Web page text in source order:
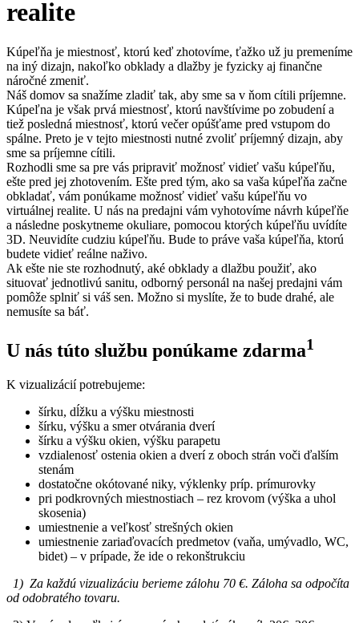
realite
Kúpeľňa je miestnosť, ktorú keď zhotovíme, ťažko už ju premeníme
na iný dizajn, nakoľko obklady a dlažby je fyzicky aj finančne
náročné zmeniť.
Náš domov sa snažíme zladiť tak, aby sme sa v ňom cítili príjemne.
Kúpeľna je však prvá miestnosť, ktorú navštívime po zobudení a
tiež posledná miestnosť, ktorú večer opúšťame pred vstupom do
spálne. Preto je v tejto miestnosti nutné zvoliť príjemný dizajn, aby
sme sa príjemne cítili.
Rozhodli sme sa pre vás pripraviť možnosť vidieť vašu kúpeľňu,
ešte pred jej zhotovením. Ešte pred tým, ako sa vaša kúpeľňa začne
obkladať, vám ponúkame možnosť vidieť vašu kúpeľňu vo
virtuálnej realite. U nás na predajni vám vyhotovíme návrh kúpeľňe
a následne poskytneme okuliare, pomocou ktorých kúpeľňu uvídíte
3D. Neuvidíte cudziu kúpeľňu. Bude to práve vaša kúpeľňa, ktorú
budete vidieť reálne naživo.
Ak ešte nie ste rozhodnutý, aké obklady a dlažbu použiť, ako
situovať jednotlivú sanitu, odborný personál na našej predajni vám
pomôže splniť si váš sen. Možno si myslíte, že to bude drahé, ale
nemusíte sa báť.
U nás túto službu ponúkame zdarma1
K vizualizácií potrebujeme:
šírku, dĺžku a výšku miestnosti
šírku, výšku a smer otvárania dverí
šírku a výšku okien, výšku parapetu
vzdialenosť ostenia okien a dverí z oboch strán voči ďalším
stenám
dostatočne okótované niky, výklenky príp. prímurovky
pri podkrovných miestnostiach – rez krovom (výška a uhol
skosenia)
umiestnenie a veľkosť strešných okien
umiestnenie zariaďovacích predmetov (vaňa, umývadlo, WC,
bidet) – v prípade, že ide o rekonštrukciu
1) Za každú vizualizáciu berieme zálohu 70 €. Záloha sa odpočíta
od odobratého tovaru.